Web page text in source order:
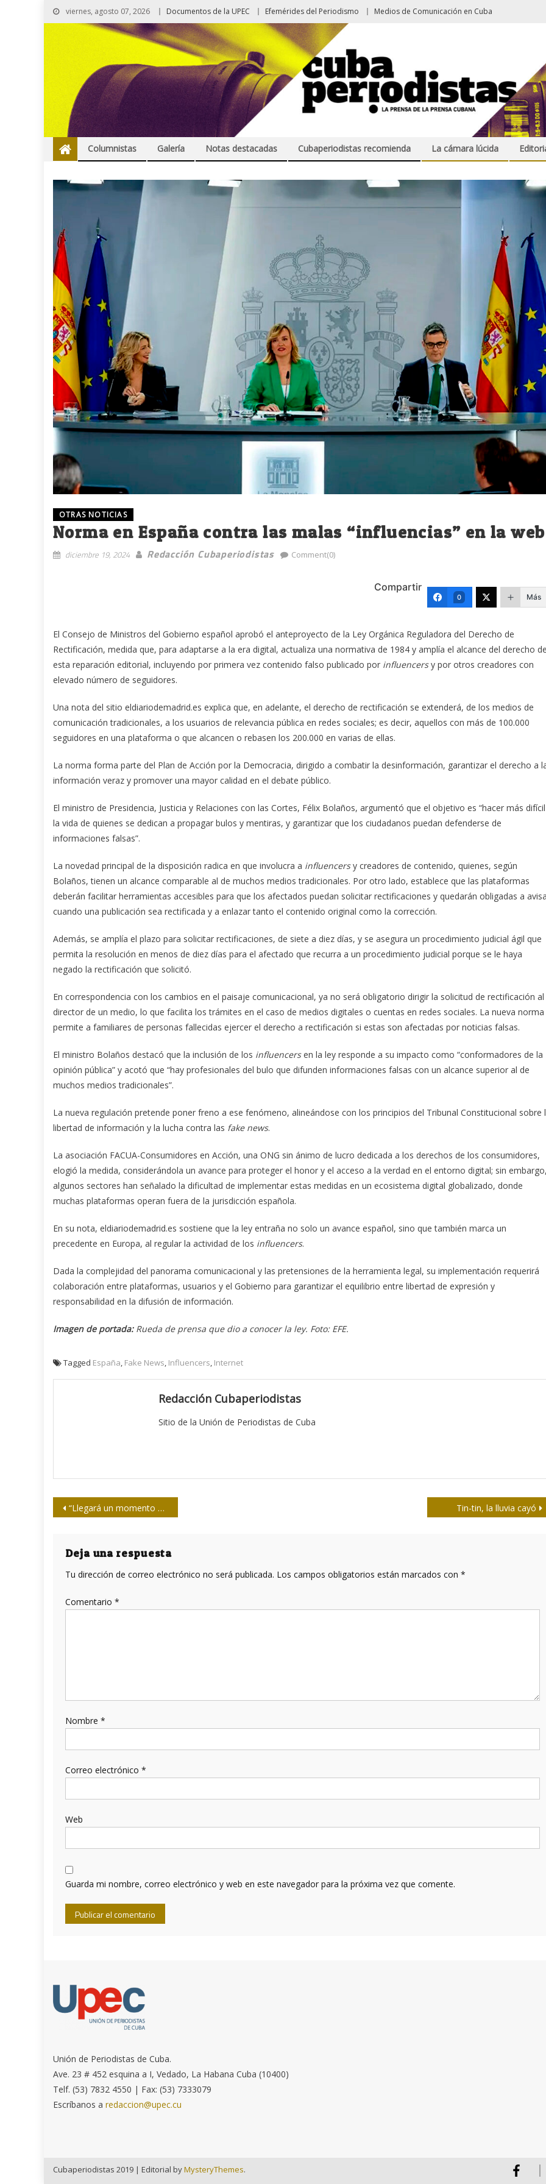
viernes, agosto 07, 2026 Documentos de la UPEC Efemérides del Periodismo Medios de Comunicación en Cuba
Columnistas Galería Notas destacadas Cubaperiodistas recomienda La cámara lúcida
OTRAS NOTICIAS
Norma en España contra las malas “influencias” en la web
diciembre 19, 2024 Redacción Cubaperiodistas Comment(0)
Compartir
0 Más
El Consejo de Ministros del Gobierno español aprobó el anteproyecto de la Ley Orgánica Reguladora del Derecho de
Rectificación, medida que, para adaptarse a la era digital, actualiza una normativa de 1984 y amplía el alcance del derecho
esta reparación editorial, incluyendo por primera vez contenido falso publicado por influencersy por otros creadores con
elevado número de seguidores.
Una nota del sitio eldiariodemadrid.es explica que, en adelante, el derecho de rectificación se extenderá, de los medios de
comunicación tradicionales, a los usuarios de relevancia pública en redes sociales; es decir, aquellos con más de 100.000
seguidores en una plataforma o que alcancen o rebasen los 200.000 en varias de ellas.
La norma forma parte del Plan de Acción por la Democracia, dirigido a combatir la desinformación, garantizar el derecho a
información veraz y promover una mayor calidad en el debate público.
El ministro de Presidencia, Justicia y Relaciones con las Cortes, Félix Bolaños, argumentó que el objetivo es “hacer más difícil
la vida de quienes se dedican a propagar bulos y mentiras, y garantizar que los ciudadanos puedan defenderse de
informaciones falsas”.
La novedad principal de la disposición radica en que involucra a influencersy creadores de contenido, quienes, según
Bolaños, tienen un alcance comparable al de muchos medios tradicionales. Por otro lado, establece que las plataformas
deberán facilitar herramientas accesibles para que los afectados puedan solicitar rectificaciones y quedarán obligadas a
cuando una publicación sea rectificada y a enlazar tanto el contenido original como la corrección.
Además, se amplía el plazo para solicitar rectificaciones, de siete a diez días, y se asegura un procedimiento judicial ágil que
permita la resolución en menos de diez días para el afectado que recurra a un procedimiento judicial porque se le haya
negado la rectificación que solicitó.
En correspondencia con los cambios en el paisaje comunicacional, ya no será obligatorio dirigir la solicitud de rectificación al
director de un medio, lo que facilita los trámites en el caso de medios digitales o cuentas en redes sociales. La nueva norma
permite a familiares de personas fallecidas ejercer el derecho a rectificación si estas son afectadas por noticias falsas.
El ministro Bolaños destacó que la inclusión de los influencersen la ley responde a su impacto como “conformadores de la
opinión pública” y acotó que “hay profesionales del bulo que difunden informaciones falsas con un alcance superior al de
muchos medios tradicionales”.
La nueva regulación pretende poner freno a ese fenómeno, alineándose con los principios del Tribunal Constitucional sobre
libertad de información y la lucha contra las fake news.
La asociación FACUA-Consumidores en Acción, una ONG sin ánimo de lucro dedicada a los derechos de los consumidores,
elogió la medida, considerándola un avance para proteger el honor y el acceso a la verdad en el entorno digital; sin
algunos sectores han señalado la dificultad de implementar estas medidas en un ecosistema digital globalizado, donde
muchas plataformas operan fuera de la jurisdicción española.
En su nota, eldiariodemadrid.es sostiene que la ley entraña no solo un avance español, sino que también marca un
precedente en Europa, al regular la actividad de los influencers.
Dada la complejidad del panorama comunicacional y las pretensiones de la herramienta legal, su implementación requerirá
colaboración entre plataformas, usuarios y el Gobierno para garantizar el equilibrio entre libertad de expresión y
responsabilidad en la difusión de información.
Imagen de portada:Rueda de prensa que dio a conocer la ley. Foto: EFE.
Tagged España, Fake News, Influencers, Internet
Redacción Cubaperiodistas
Sitio de la Unión de Periodistas de Cuba
Navegación
entradas
“Llegará un momento en que habrá que desconectar la inteligencia artificial” Tin-tin, la lluvia cayó
Deja una respuesta
Tu dirección de correo electrónico no será publicada. Los campos obligatorios están marcados con *
Comentario *
Nombre *
Correo electrónico *
Web
Guarda mi nombre, correo electrónico y web en este navegador para la próxima vez que comente.
Unión de Periodistas de Cuba.
Ave. 23 # 452 esquina a I, Vedado, La Habana Cuba (10400)
Telf. (53) 7832 4550 | Fax: (53) 7333079
Escríbanos aredaccion@upec.cu
Cubaperiodistas 2019 | Editorial byMysteryThemes.
Facebook